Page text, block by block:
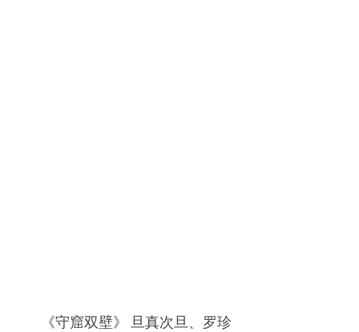
《守窟双壁》 旦真次旦、罗珍